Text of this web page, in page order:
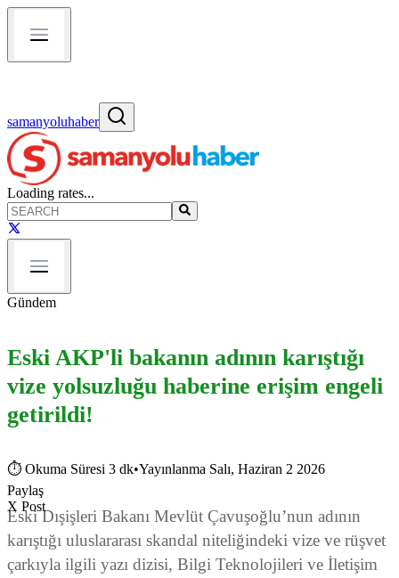
samanyoluhaber
Loading rates...
Gündem
Eski AKP'li bakanın adının karıştığı
vize yolsuzluğu haberine erişim engeli
getirildi!
⏱ Okuma Süresi 3 dk•Yayınlanma Salı, Haziran 2 2026
Paylaş
X Post
Eski Dışişleri Bakanı Mevlüt Çavuşoğlu’nun adının
karıştığı uluslararası skandal niteliğindeki vize ve rüşvet
çarkıyla ilgili yazı dizisi, Bilgi Teknolojileri ve İletişim